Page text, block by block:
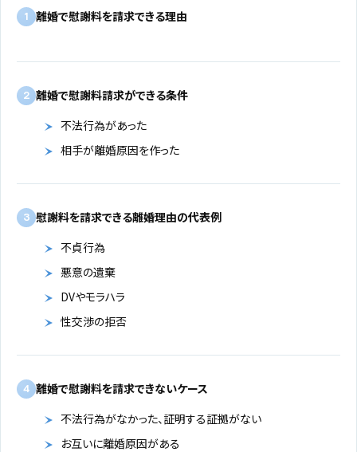
1 離婚で慰謝料を請求できる理由
2 離婚で慰謝料請求ができる条件
不法行為があった
相手が離婚原因を作った
3 慰謝料を請求できる離婚理由の代表例
不貞行為
悪意の遺棄
DVやモラハラ
性交渉の拒否
4 離婚で慰謝料を請求できないケース
不法行為がなかった、証明する証拠がない
お互いに離婚原因がある